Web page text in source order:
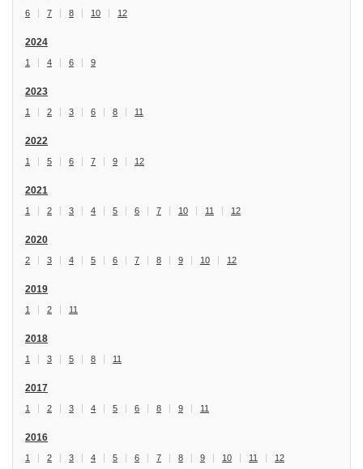
6 7 8 10 12
2024
1 4 6 9
2023
1 2 3 6 8 11
2022
1 5 6 7 9 12
2021
1 2 3 4 5 6 7 10 11 12
2020
2 3 4 5 6 7 8 9 10 12
2019
1 2 11
2018
1 3 5 8 11
2017
1 2 3 4 5 6 8 9 11
2016
1 2 3 4 5 6 7 8 9 10 11 12